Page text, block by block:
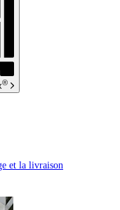
®
et la livraison